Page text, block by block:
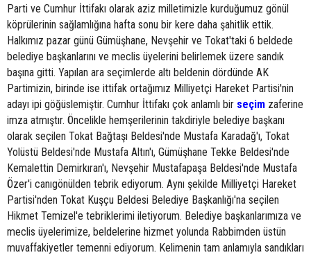
Parti ve Cumhur İttifakı olarak aziz milletimizle kurduğumuz gönül
köprülerinin sağlamlığına hafta sonu bir kere daha şahitlik ettik.
Halkımız pazar günü Gümüşhane, Nevşehir ve Tokat'taki 6 beldede
belediye başkanlarını ve meclis üyelerini belirlemek üzere sandık
başına gitti. Yapılan ara seçimlerde altı beldenin dördünde AK
Partimizin, birinde ise ittifak ortağımız Milliyetçi Hareket Partisi'nin
adayı ipi göğüslemiştir. Cumhur İttifakı çok anlamlı bir seçim zaferine
imza atmıştır. Öncelikle hemşerilerinin takdiriyle belediye başkanı
olarak seçilen Tokat Bağtaşı Beldesi'nde Mustafa Karadağ'ı, Tokat
Yolüstü Beldesi'nde Mustafa Altın'ı, Gümüşhane Tekke Beldesi'nde
Kemalettin Demirkıran'ı, Nevşehir Mustafapaşa Beldesi'nde Mustafa
Özer'i canıgönülden tebrik ediyorum. Aynı şekilde Milliyetçi Hareket
Partisi'nden Tokat Kuşçu Beldesi Belediye Başkanlığı'na seçilen
Hikmet Temizel'e tebriklerimi iletiyorum. Belediye başkanlarımıza ve
meclis üyelerimize, beldelerine hizmet yolunda Rabbimden üstün
muvaffakiyetler temenni ediyorum. Kelimenin tam anlamıyla sandıkları